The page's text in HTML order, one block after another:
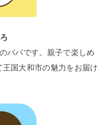
パパです。親子で楽しめ
国大和市の魅力をお届け